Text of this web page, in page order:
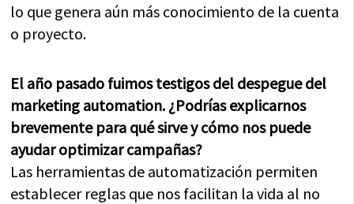
lo que genera aún más conocimiento de la cuenta
o proyecto.
El año pasado fuimos testigos del despegue del
marketing automation. ¿Podrías explicarnos
brevemente para qué sirve y cómo nos puede
ayudar optimizar campañas?
Las herramientas de automatización permiten
establecer reglas que nos facilitan la vida al no